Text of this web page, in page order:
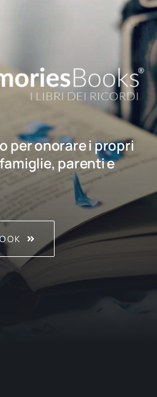
per onorare i propri
parenti e